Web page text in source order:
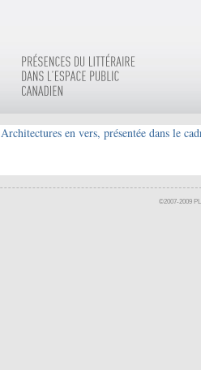
Architectures en vers, présentée dans le
©2007-2009